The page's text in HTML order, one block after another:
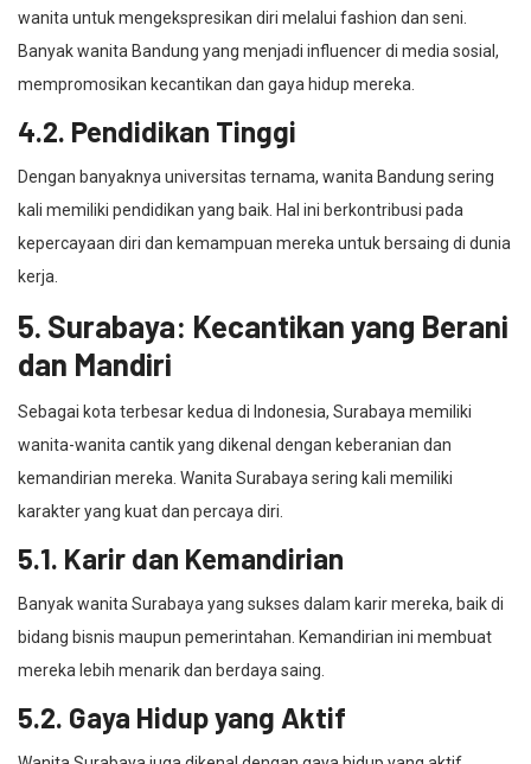
wanita untuk mengekspresikan diri melalui fashion dan seni.
Banyak wanita Bandung yang menjadi influencer di media sosial,
mempromosikan kecantikan dan gaya hidup mereka.
4.2. Pendidikan Tinggi
Dengan banyaknya universitas ternama, wanita Bandung sering
kali memiliki pendidikan yang baik. Hal ini berkontribusi pada
kepercayaan diri dan kemampuan mereka untuk bersaing di dunia
kerja.
5. Surabaya: Kecantikan yang Berani
dan Mandiri
Sebagai kota terbesar kedua di Indonesia, Surabaya memiliki
wanita-wanita cantik yang dikenal dengan keberanian dan
kemandirian mereka. Wanita Surabaya sering kali memiliki
karakter yang kuat dan percaya diri.
5.1. Karir dan Kemandirian
Banyak wanita Surabaya yang sukses dalam karir mereka, baik di
bidang bisnis maupun pemerintahan. Kemandirian ini membuat
mereka lebih menarik dan berdaya saing.
5.2. Gaya Hidup yang Aktif